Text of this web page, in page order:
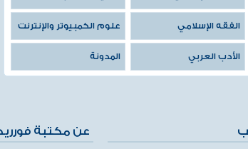
الفقه الإسلامي علوم الكمبيوتر والإنترنت
الأدب العربي المدونة
عن مكتبة